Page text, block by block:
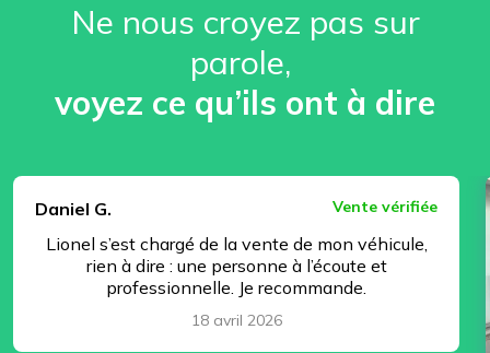
Ne nous croyez pas sur
parole, ️
voyez ce qu’ils ont à dire
Daniel G.
Vente vérifiée
Lionel s’est chargé de la vente de mon véhicule,
rien à dire : une personne à l’écoute et
professionnelle. Je recommande.
18 avril 2026